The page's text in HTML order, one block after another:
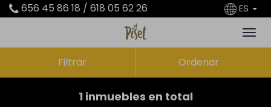
656 45 86 18 / 618 05 62 26 ES
Filtrar Ordenar
1 inmuebles en total